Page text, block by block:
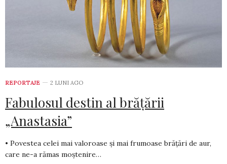
REPORTAJE 2 LUNI AGO
Fabulosul destin al brățării
„Anastasia”
• Povestea celei mai valoroase și mai frumoase brățări de aur,
care ne-a rămas moștenire…